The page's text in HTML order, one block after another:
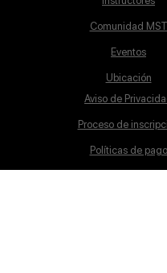
Comunidad MST
Eventos
Ubicación
Aviso de
Proceso de
Políticas de pago